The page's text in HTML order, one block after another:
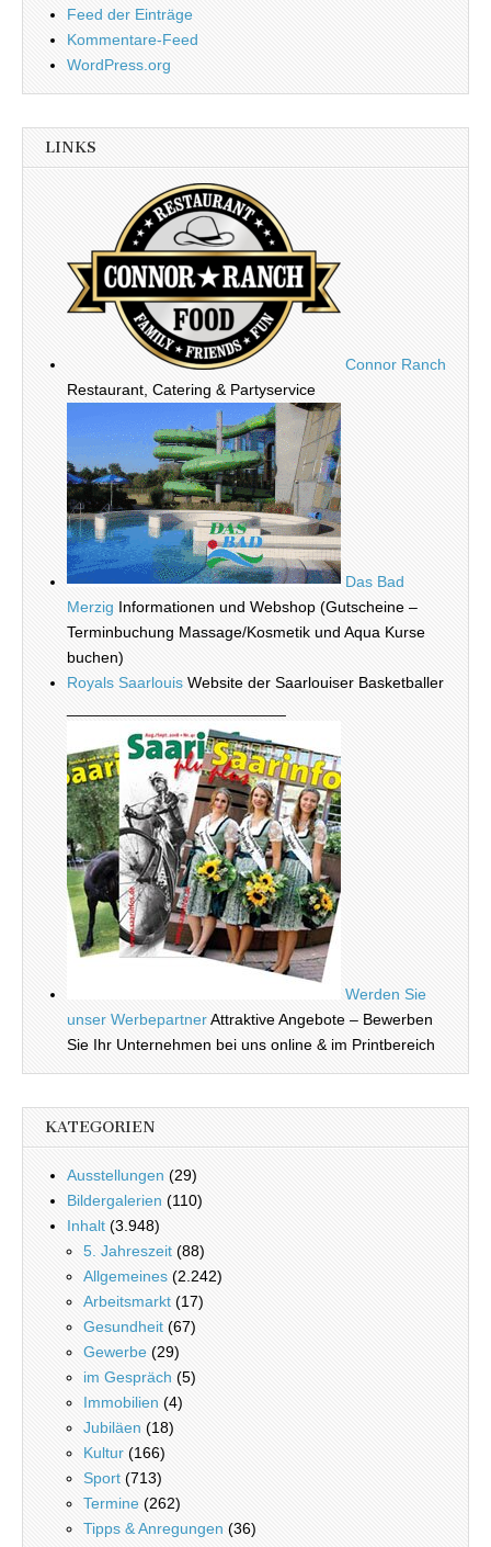
Feed der Einträge
Kommentare-Feed
WordPress.org
LINKS
Connor Ranch
Restaurant, Catering & Partyservice
Das Bad
Merzig Informationen und Webshop (Gutscheine –
Terminbuchung Massage/Kosmetik und Aqua Kurse
buchen)
Royals Saarlouis Website der Saarlouiser Basketballer
Werden Sie
unser WerbepartnerAttraktive Angebote – Bewerben
Sie Ihr Unternehmen bei uns online & im Printbereich
KATEGORIEN
Ausstellungen (29)
Bildergalerien (110)
Inhalt (3.948)
5. Jahreszeit (88)
Allgemeines (2.242)
Arbeitsmarkt (17)
Gesundheit (67)
Gewerbe (29)
im Gespräch (5)
Immobilien (4)
Jubiläen (18)
Kultur (166)
Sport (713)
Termine (262)
Tipps & Anregungen (36)